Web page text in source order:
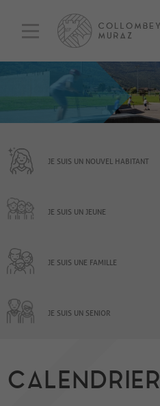
JE SUIS UN NOUVEL HABITANT
JE SUIS UN JEUNE
JE SUIS UNE FAMILLE
JE SUIS UN SENIOR
CALENDRIER